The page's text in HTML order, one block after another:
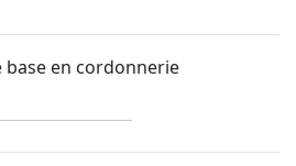
base en cordonnerie